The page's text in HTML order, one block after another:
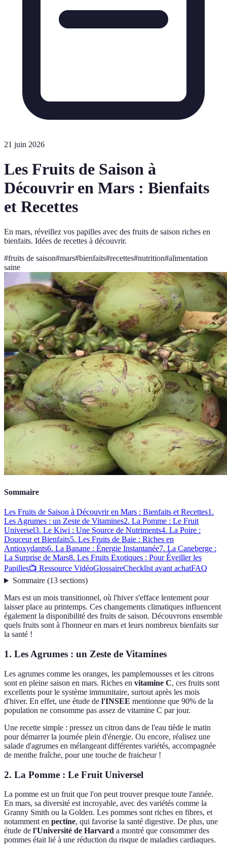
21 juin 2026
Les Fruits de Saison à
Découvrir en Mars : Bienfaits
et Recettes
En mars, réveillez vos papilles avec des fruits de saison riches en
bienfaits. Idées de recettes à découvrir.
#fruits de saison#mars#bienfaits#recettes#nutrition#alimentation
saine
Sommaire
Les Fruits de Saison à Découvrir en Mars : Bienfaits et Recettes1.
Les Agrumes : un Zeste de Vitamines2. La Pomme : Le Fruit
Universel3. Le Kiwi : Une Source de Nutriments4. La Poire :
Douceur et Bienfaits5. Les Fruits de Baie : Riches en
Antioxydants6. La Banane : Énergie Instantanée7. La Caneberge :
La Surprise de Mars8. Les Fruits Exotiques : Pour Éveiller les
Papilles📺 Ressource VidéoGlossaireChecklist avant achatFAQ
Sommaire(13 sections)
Mars est un mois transitionnel, où l'hiver s'efface lentement pour
laisser place au printemps. Ces changements climatiques influencent
également la disponibilité des fruits de saison. Découvrons ensemble
quels fruits sont à l'honneur en mars et leurs nombreux bienfaits sur
la santé !
1. Les Agrumes : un Zeste de Vitamines
Les agrumes comme les oranges, les pamplemousses et les citrons
sont en pleine saison en mars. Riches en vitamine C, ces fruits sont
excellents pour le système immunitaire, surtout après les mois
d'hiver. En effet, une étude de l'INSEE mentionne que 90% de la
population ne consomme pas assez de vitamine C par jour.
Une recette simple : pressez un citron dans de l'eau tiède le matin
pour démarrer la journée plein d'énergie. Ou encore, réalisez une
salade d'agrumes en mélangeant différentes variétés, accompagnée
de menthe fraîche, pour une touche de fraicheur !
2. La Pomme : Le Fruit Universel
La pomme est un fruit que l'on peut trouver presque toute l'année.
En mars, sa diversité est incroyable, avec des variétés comme la
Granny Smith ou la Golden. Les pommes sont riches en fibres, et
notamment en pectine, qui favorise la santé digestive. De plus, une
étude de l'Université de Harvard a montré que consommer des
pommes était lié à une réduction du risque de maladies cardiaques.